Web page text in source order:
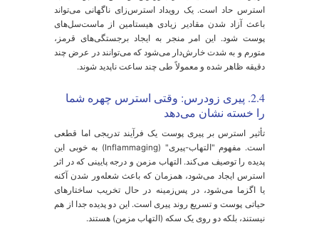
مکانیسم دقیق:همانطور که اشاره شد، استرس از طریق
افزایش هورمون‌ها، تولید چربی را افزایش می‌دهد. این
چربی اضافی، همراه با سلول‌های مرده پوست، منافذ را
مسدود می‌کند. همزمان، استرس با افزایش
سایتوکاین‌های التهابی، واکنش بدن به باکتری‌های طبیعی
پوست را تشدید کرده و منجر به جوش‌های قرمز، ملتهب و
دردناک می‌شود.
ویژگی‌های جوش استرسی:این جوش‌ها اغلب به صورت
کیست‌های عمیق و دردناک (آکنه کیستیک) در نواحی
تحتانی صورت مانند چانه و خط فک ظاهر می‌شوند و
معمولاً به درمان‌های موضعی استاندارد مقاوم‌تر هستند.
استرس نه تنها آکنه را تشدید می‌کند، بلکه ماهیت آن را نیز